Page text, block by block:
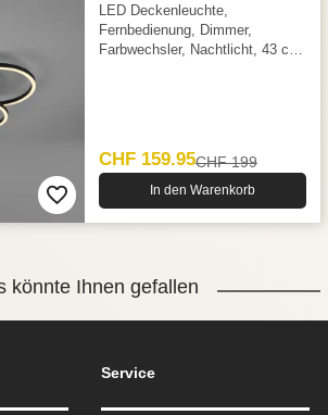
LED Deckenleuchte,
Fernbedienung, Dimmer,
Farbwechsler, Nachtlicht, 43 cm
CHF 159.95CHF 199
In den Warenkorb
könnte Ihnen gefallen
Service